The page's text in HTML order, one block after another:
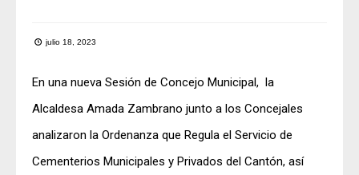
julio 18, 2023
En una nueva Sesión de Concejo Municipal, la
Alcaldesa Amada Zambrano junto a los Concejales
analizaron la Ordenanza que Regula el Servicio de
Cementerios Municipales y Privados del Cantón, así